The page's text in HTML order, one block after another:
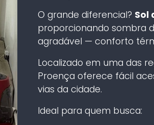
O grande diferencial? Sol
proporcionando sombra
agradável — conforto
Localizado em uma das
Proença oferece fácil
vias da cidade.
Ideal para quem busca: